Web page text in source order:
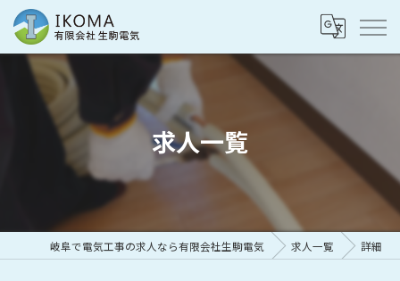
求人一覧
岐阜で電気工事の求人なら有限会社生駒電気 求人一覧 詳細